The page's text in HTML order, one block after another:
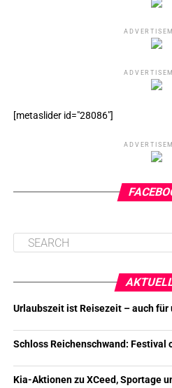
[metaslider id="28086"]
Urlaubszeit ist Reisezeit – auch für
Schloss Reichenschwand: Festival
Kia-Aktionen zu XCeed, Sportage